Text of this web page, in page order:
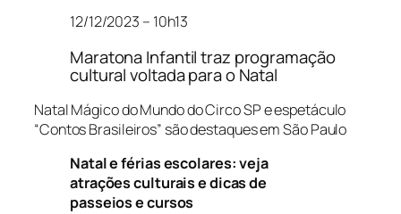
12/12/2023 – 10h13
Maratona Infantil traz programação
cultural voltada para o Natal
Natal Mágico do Mundo do Circo SP e espetáculo
“Contos Brasileiros” são destaques em São Paulo
Natal e férias escolares: veja
atrações culturais e dicas de
passeios e cursos